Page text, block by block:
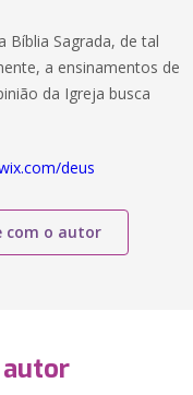
Sagrada, de tal
a ensinamentos de
da Igreja busca
deus
com o autor
autor